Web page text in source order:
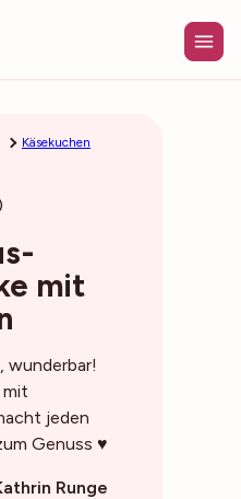
Käsekuchen
mit
wunderbar!
mit
jeden
Genuss ♥
Runge